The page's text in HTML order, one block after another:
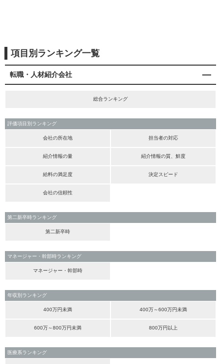
項目別ランキング一覧
転職・人材紹介会社
総合ランキング
評価項目別ランキング
会社の所在地 担当者の対応
紹介情報の量 紹介情報の質、鮮度
給料の満足度 決定スピード
会社の信頼性
第二新卒時ランキング
第二新卒時
マネージャー・幹部時ランキング
マネージャー・幹部時
年収別ランキング
400万円未満 400万～600万円未満
600万～800万円未満 800万円以上
医療系ランキング